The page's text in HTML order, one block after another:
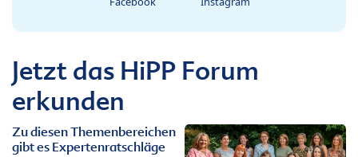
Jetzt das HiPP Forum
erkunden
Zu diesen Themenbereichen
gibt es Expertenratschläge